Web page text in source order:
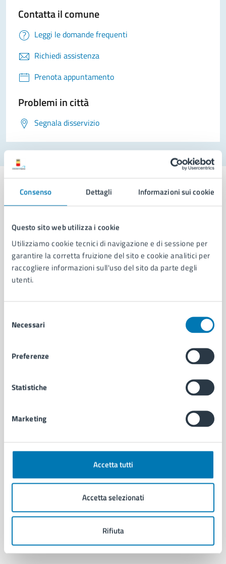
Consenso Dettagli Informazioni sui cookie
Questo sito web utilizza i cookie
Utilizziamo cookie tecnici di navigazione e di sessione per
garantire la corretta fruizione del sito e cookie analitici per
raccogliere informazioni sull'uso del sito da parte degli
utenti.
delNecessari
Preferenze
Statistiche
Marketing
Accetta tutti
Accetta selezionati
Rifiuta
Contatta il comune
Leggi le domande frequenti
Richiedi assistenza
Prenota appuntamento
Problemi in città
Segnala disservizio
Comune di Napoli
AMMINISTRAZIONE
Aree amministrative
Organi di governo
Politici
Documenti e dati
Ambiente
Anagrafe e stato civile
Cultura e tempo libero
Educazione e formazione
Giustizia e sicurezza pubblica
Salute, benessere e assistenza